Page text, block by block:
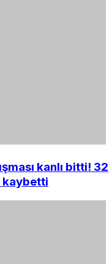
kanlı bitti! 32
kaybetti